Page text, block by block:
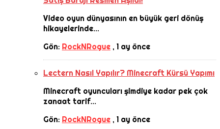
Video oyun dünyasının en büyük geri dönüş
hikayelerinde...
Gön: RockNRogue ,1 ay önce
Lectern Nasıl Yapılır? Minecraft Kürsü Yapımı
Minecraft oyuncuları şimdiye kadar pek çok
zanaat tarif...
Gön: RockNRogue ,1 ay önce